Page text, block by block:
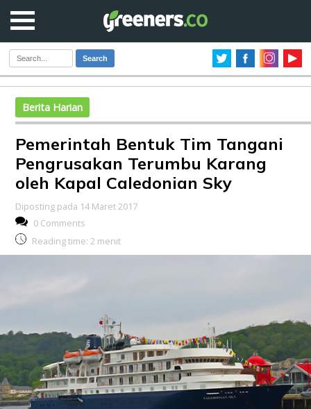
Search
Berita Harian
Pemerintah Bentuk Tim Tangani
Pengrusakan Terumbu Karang
oleh Kapal Caledonian Sky
Diposting pada 14 Maret 2017
0 Comments
Reading time: 2 menit